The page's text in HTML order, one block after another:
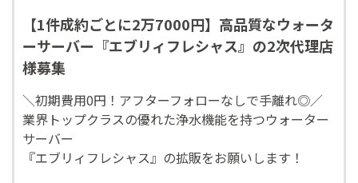
【1件成約ごとに2万7000円】高品質なウォータ
ーサーバー『エブリィフレシャス』の2次代理店
様募集
＼初期費用0円！アフターフォローなしで手離れ◎／
業界トップクラスの優れた浄水機能を持つウォーター
サーバー
『エブリィフレシャス』の拡販をお願いします！